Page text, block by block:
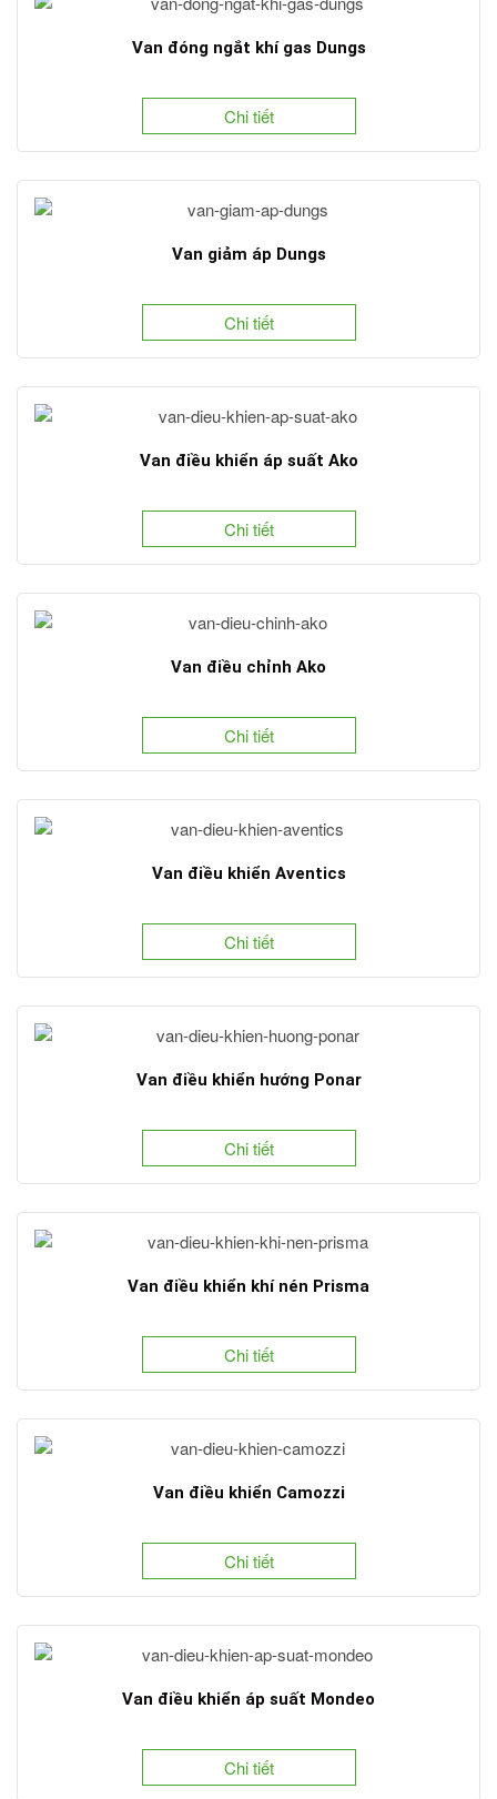
Van đóng ngắt khí gas Dungs
Chi tiết
Van giảm áp Dungs
Chi tiết
Van điều khiển áp suất Ako
Chi tiết
Van điều chỉnh Ako
Chi tiết
Van điều khiển Aventics
Chi tiết
Van điều khiển hướng Ponar
Chi tiết
Van điều khiển khí nén Prisma
Chi tiết
Van điều khiển Camozzi
Chi tiết
Van điều khiển áp suất Mondeo
Chi tiết